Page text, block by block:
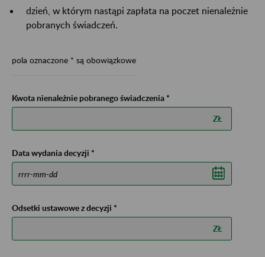
dzień, w którym nastąpi zapłata na poczet nienależnie
pobranych świadczeń.
pola oznaczone * są obowiązkowe
Kwota nienależnie pobranego świadczenia *
ZŁ
Data wydania decyzji *
Odsetki ustawowe z decyzji *
ZŁ